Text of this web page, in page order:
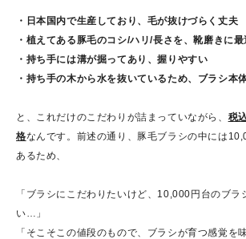
・日本国内で生産しており、毛が抜けづらく丈夫
・植えてある豚毛のコシ/ハリ/長さを、靴磨きに
・持ち手には溝が掘ってあり、握りやすい
・持ち手の木から水を抜いているため、ブラシ本
と、これだけのこだわりが詰まっていながら、 税
格なんです。前述の通り、豚毛ブラシの中には
あるため、
「ブラシにこだわりたいけど、10,000円台のブラ
い…」
「そこそこの値段のもので、ブラシが育つ感覚を